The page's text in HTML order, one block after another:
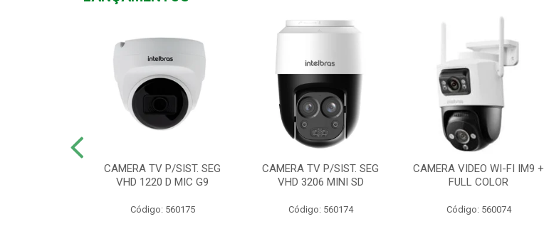
CAMERA TV P/SIST. SEG
VHD 1220 D MIC G9
Código: 560175
CAMERA TV P/SIST. SEG
VHD 3206 MINI SD
Código: 560174
CAMERA VIDEO WI-FI IM9 +
FULL COLOR
Código: 560074